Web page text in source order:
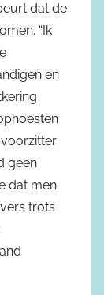
dat de
“Ik
en
voorzitter
geen
dat men
trots